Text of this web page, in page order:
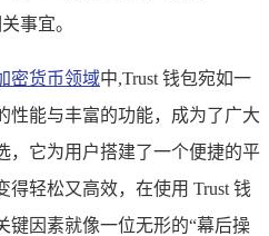
事宜。
密货币领域中,Trust 钱包宛如一
性能与丰富的功能，成为了广大
，它为用户搭建了一个便捷的平
轻松又高效，在使用 Trust 钱
键因素就像一位无形的“幕后操